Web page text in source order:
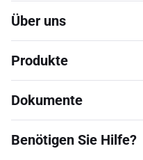
Über uns
Produkte
Dokumente
Benötigen Sie Hilfe?